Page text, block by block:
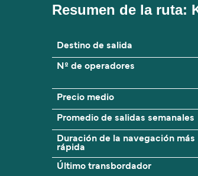
Resumen de la ruta:
Destino de salida
Nº de operadores
Precio medio
Promedio de salidas semanales
Duración de la navegación más
rápida
Último transbordador